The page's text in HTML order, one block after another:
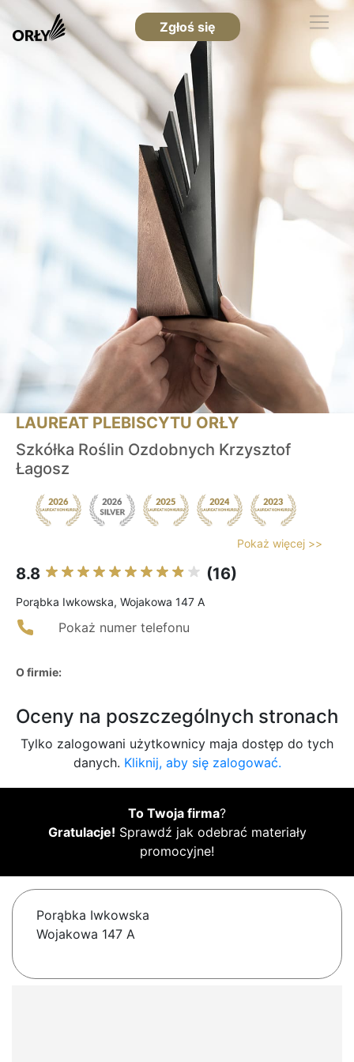
Zgłoś się
LAUREAT PLEBISCYTU ORŁY
Szkółka Roślin Ozdobnych Krzysztof
Łagosz
Pokaż więcej >>
8.8 (16)
Porąbka Iwkowska, Wojakowa 147 A
Pokaż numer telefonu
O firmie:
Oceny na poszczególnych stronach
Tylko zalogowani użytkownicy maja dostęp do tych
danych. Kliknij, aby się zalogować.
To Twoja firma?
Gratulacje! Sprawdź jak odebrać materiały
promocyjne!
Porąbka Iwkowska
Wojakowa 147 A